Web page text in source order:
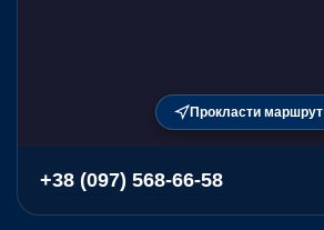
Прокласти маршрут
+38 (097) 568-66-58